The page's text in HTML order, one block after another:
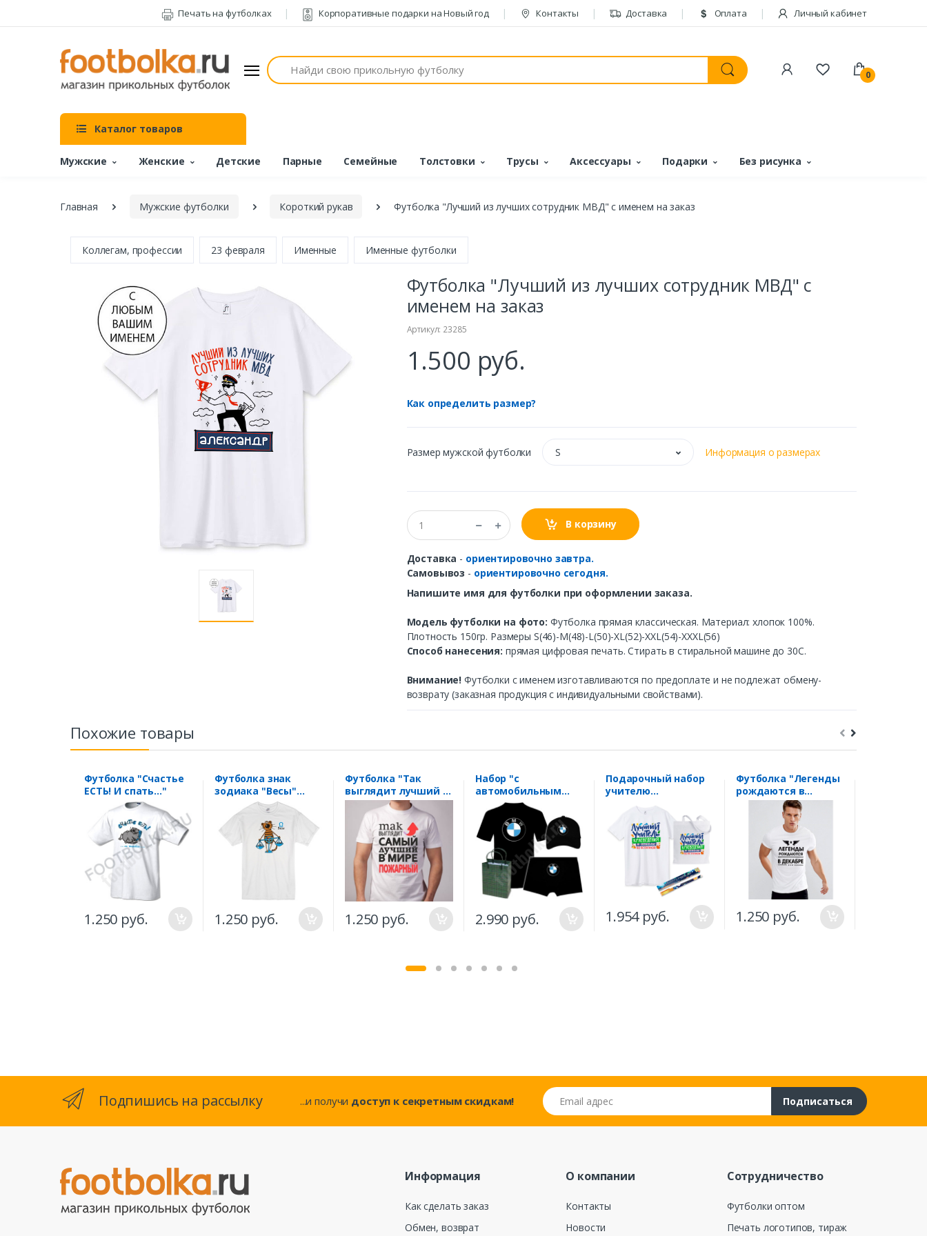
Печать на футболках Корпоративные подарки на Новый год Контакты Доставка Оплата Личный кабинет
Поиск
0
Каталог товаров
Мужские Женские Детские Парные Семейные Толстовки Трусы Аксессуары Подарки Без рисунка
Главная Мужские футболки Короткий рукав Футболка "Лучший из лучших сотрудник МВД" с именем на заказ
Коллегам, профессии 23 февраля Именные Именные футболки
Футболка "Лучший из лучших сотрудник МВД" с
именем на заказ
Артикул: 23285
1.500 руб.
Как определить размер?
Размер мужской футболки S Информация о размерах
В корзину
Доставка - ориентировочно завтра.
Самовывоз - ориентировочно сегодня.
Напишите имя для футболки при оформлении заказа.
Модель футболки на фото: Футболка прямая классическая. Материал: хлопок 100%.
Плотность 150гр. Размеры S(46)-M(48)-L(50)-XL(52)-XXL(54)-XXXL(56)
Способ нанесения: прямая цифровая печать. Стирать в стиральной машине до 30С.
Внимание! Футболки с именем изготавливаются по предоплате и не подлежат обмену-
возврату (заказная продукция с индивидуальными свойствами).
Похожие товары
Футболка "Счастье
ЕСТЬ! И спать..."
1.250 руб.
Футболка знак
зодиака "Весы"
1.250 руб.
Футболка "Так
выглядит лучший в
мире пожарный"
стрелка
1.250 руб.
Набор "с
автомобильным
логотипом BMW" на
заказ
2.990 руб.
Подарочный набор
учителю
"Лучший учитель"
1.954 руб.
Футболка "Легенды
рождаются в
декабре"
1.250 руб.
Подпишись на рассылку ...и получи доступ к секретным скидкам!
Email адрес
Подписаться
Информация
Как сделать заказ
Обмен, возврат
О компании
Контакты
Новости
Сотрудничество
Футболки оптом
Печать логотипов, тираж